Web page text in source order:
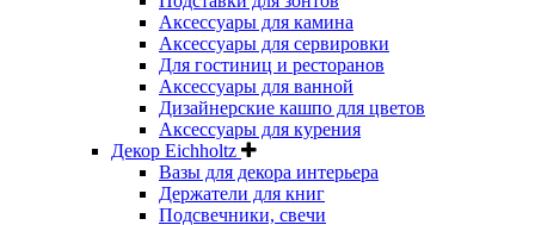
Аксессуары для камина
Аксессуары для сервировки
Для гостиниц и ресторанов
Аксессуары для ванной
Дизайнерские кашпо для цветов
Аксессуары для курения
Декор Eichholtz
Вазы для декора интерьера
Держатели для книг
Подсвечники, свечи